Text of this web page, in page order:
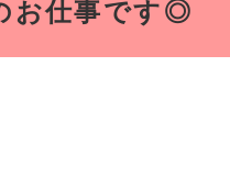
お仕事です◎